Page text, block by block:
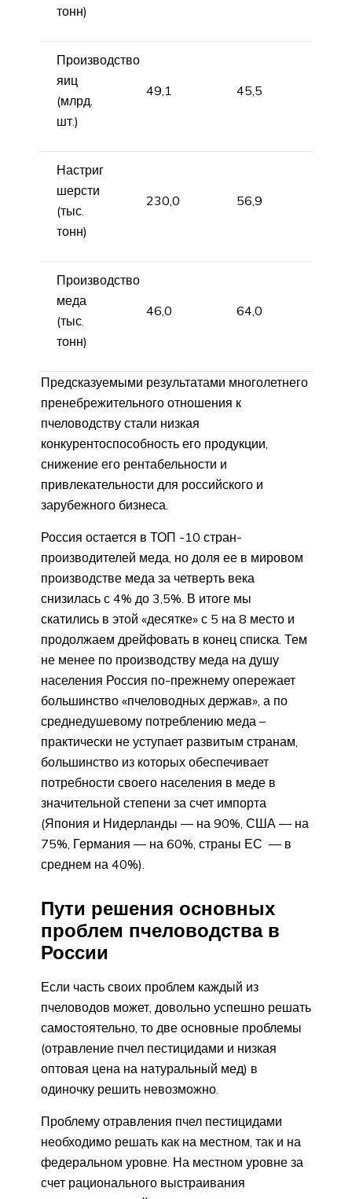
тонн)
Производство
яиц
(млрд.
шт.)
49,1 45,5
Настриг
шерсти
(тыс.
тонн)
230,0 56,9
Производство
меда
(тыс.
тонн)
46,0 64,0
Предсказуемыми результатами многолетнего
пренебрежительного отношения к
пчеловодству стали низкая
конкурентоспособность его продукции,
снижение его рентабельности и
привлекательности для российского и
зарубежного бизнеса.
Россия остается в ТОП -10 стран-
производителей меда, но доля ее в мировом
производстве меда за четверть века
снизилась с 4% до 3,5%. В итоге мы
скатились в этой «десятке» с 5 на 8 место и
продолжаем дрейфовать в конец списка. Тем
не менее по производству меда на душу
населения Россия по-прежнему опережает
большинство «пчеловодных держав», а по
среднедушевому потреблению меда –
практически не уступает развитым странам,
большинство из которых обеспечивает
потребности своего населения в меде в
значительной степени за счет импорта
(Япония и Нидерланды — на 90%, США — на
75%, Германия — на 60%, страны ЕС — в
среднем на 40%).
Пути решения основных
проблем пчеловодства в
России
Если часть своих проблем каждый из
пчеловодов может, довольно успешно решать
самостоятельно, то две основные проблемы
(отравление пчел пестицидами и низкая
оптовая цена на натуральный мед) в
одиночку решить невозможно.
Проблему отравления пчел пестицидами
необходимо решать как на местном, так и на
федеральном уровне. На местном уровне за
счет рационального выстраивания